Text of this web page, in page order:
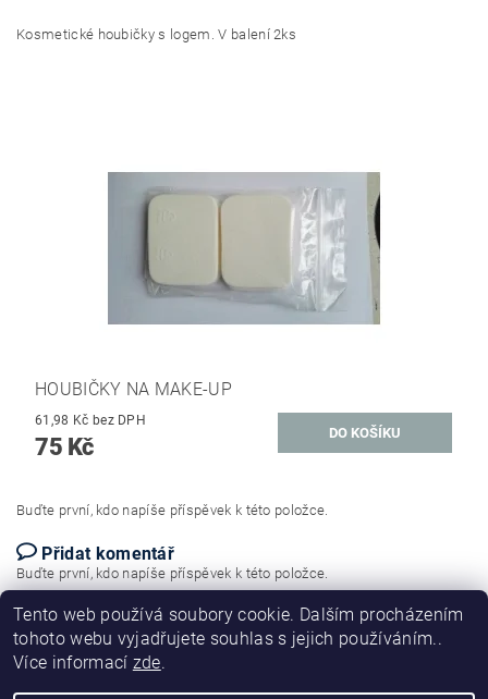
Kosmetické houbičky s logem. V balení 2ks
HOUBIČKY NA MAKE-UP
61,98 Kč bez DPH
75 Kč
Buďte první, kdo napíše příspěvek k této položce.
Přidat komentář
Buďte první, kdo napíše příspěvek k této položce.
Přidat hodnocení
Tento web používá soubory cookie. Dalším procházením
tohoto webu vyjadřujete souhlas s jejich používáním..
Více informací zde.